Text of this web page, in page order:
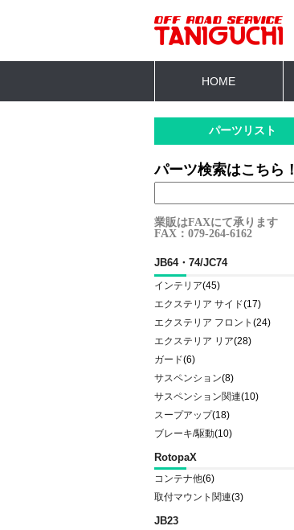
HOME
パーツリスト
パーツ検索はこちら！
業販はFAXにて承ります
FAX：079-264-6162
JB64・74/JC74
インテリア(45)
エクステリア サイド(17)
エクステリア フロント (24)
エクステリア リア(28)
ガード(6)
サスペンション(8)
サスペンション関連(10)
スープアップ(18)
ブレーキ/駆動(10)
RotopaX
コンテナ他(6)
取付マウント関連(3)
JB23